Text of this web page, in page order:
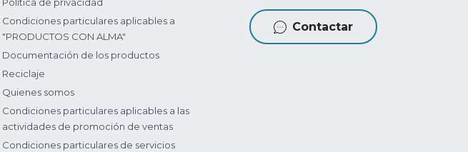
Condiciones particulares aplicables a
"PRODUCTOS CON ALMA"
Documentación de los productos
Reciclaje
Quienes somos
Condiciones particulares aplicables a las
actividades de promoción de ventas
Condiciones particulares de servicios
Contactar